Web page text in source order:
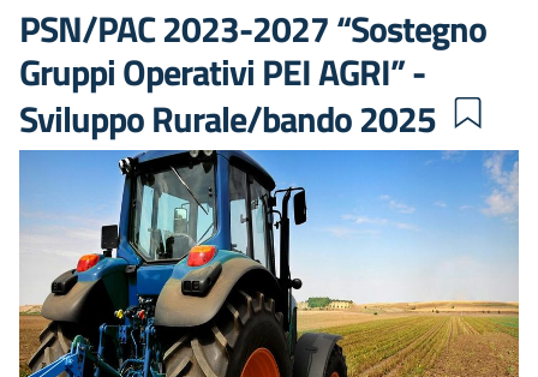
PSN/PAC 2023-2027 “Sostegno
Gruppi Operativi PEI AGRI” -
Sviluppo Rurale/bando 2025